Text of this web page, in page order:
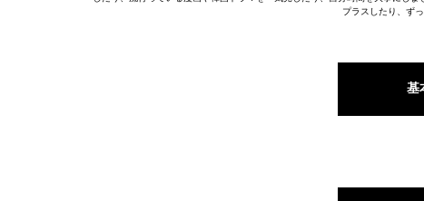
プラスしたり、ず
基